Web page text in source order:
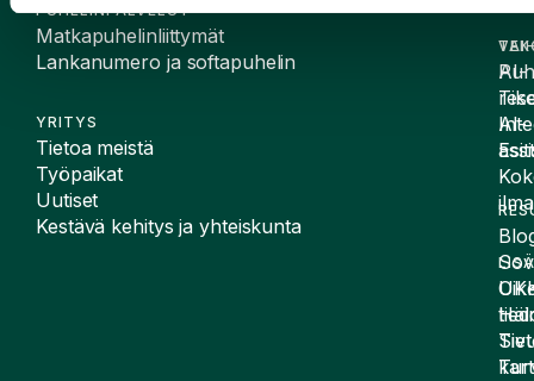
PUHELINPALVELUT
Matkapuhelinliittymät
Lankanumero ja softapuhelin
YRITYS
Tietoa meistä
Työpaikat
Uutiset
Kestävä kehitys ja yhteiskunta
AI-
AI-